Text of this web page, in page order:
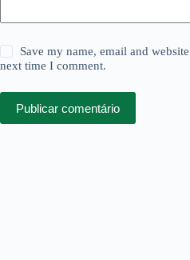
Save my name, email and
next time I comment.
Publicar comentário